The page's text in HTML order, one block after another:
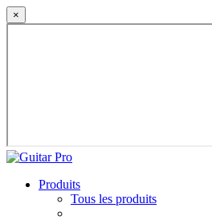
×
Produits
Tous les produits